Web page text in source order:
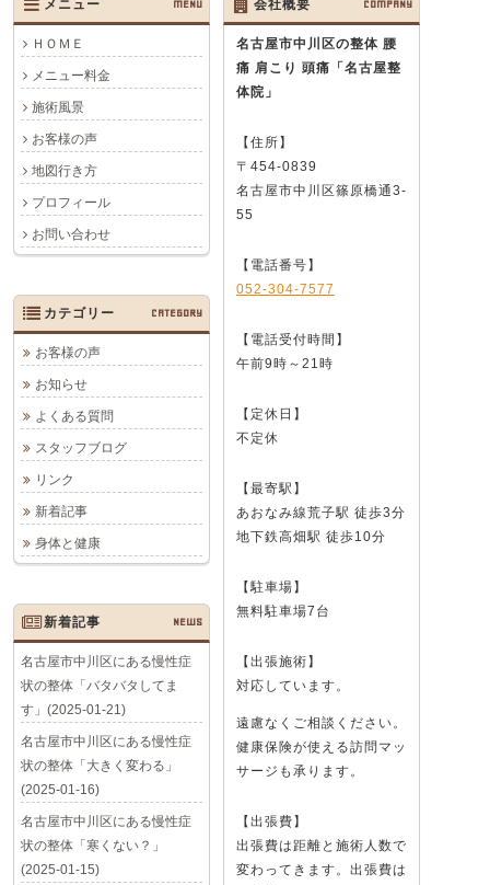
メニュー MENU
ＨＯＭＥ
メニュー料金
施術風景
お客様の声
地図行き方
プロフィール
お問い合わせ
会社概要 COMPANY
名古屋市中川区の整体 腰
痛 肩こり 頭痛 「名古屋整
体院」
【住所】
〒454-0839
名古屋市中川区篠原橋通3-
55
【電話番号】
052-304-7577
【電話受付時間】
午前9時～21時
【定休日】
不定休
【最寄駅】
あおなみ線荒子駅 徒歩3分
地下鉄高畑駅 徒歩10分
【駐車場】
無料駐車場7台
【出張施術】
対応しています。
遠慮なくご相談ください。
健康保険が使える訪問マッ
サージも承ります。
【出張費】
出張費は距離と施術人数で
変わってきます。出張費は
カテゴリー CATEGORY
お客様の声
お知らせ
よくある質問
スタッフブログ
リンク
新着記事
身体と健康
新着記事 NEWS
名古屋市中川区にある慢性症
状の整体「バタバタしてま
す」(2025-01-21)
名古屋市中川区にある慢性症
状の整体「大きく変わる」
(2025-01-16)
名古屋市中川区にある慢性症
状の整体「寒くない？」
(2025-01-15)